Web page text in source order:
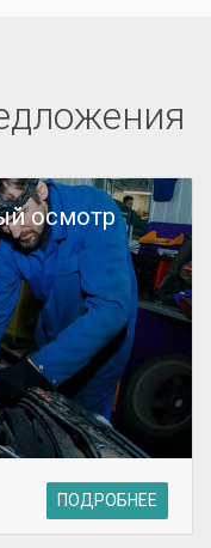
осмотр
ПОДРОБНЕЕ